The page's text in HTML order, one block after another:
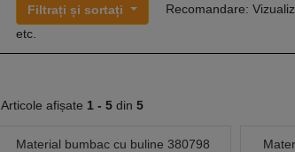
Filtrați și sortați Recomandare:
etc.
Articole afișate 1 - 5 din 5
Material bumbac cu buline 380798